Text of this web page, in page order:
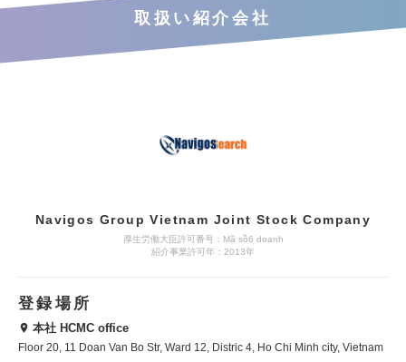
取扱い紹介会社
Navigos Group Vietnam Joint Stock Company
厚生労働大臣許可番号：Mã sồ6 doanh
紹介事業許可年：2013年
登録場所
本社 HCMC office
Floor 20, 11 Doan Van Bo Str, Ward 12, Distric 4, Ho Chi Minh city, Vietnam